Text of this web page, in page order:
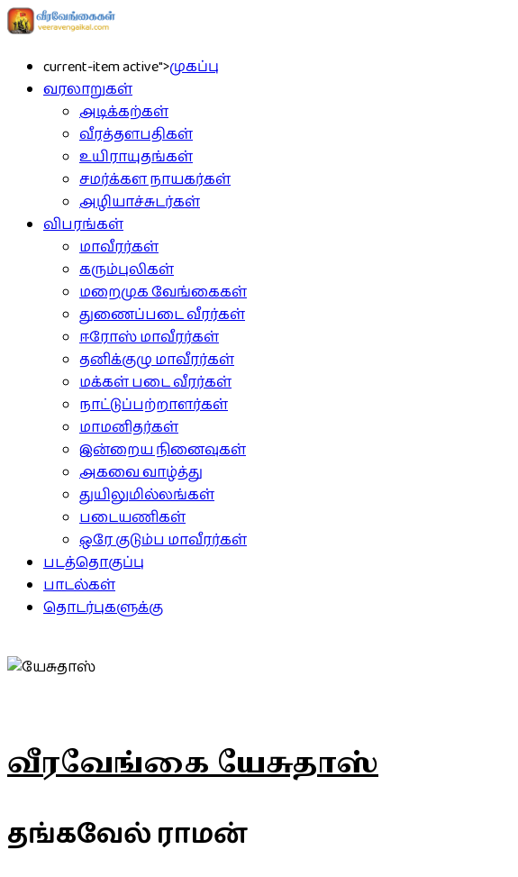
current-item active">முகப்பு
வரலாறுகள்
அடிக்கற்கள்
வீரத்தளபதிகள்
உயிராயுதங்கள்
சமர்க்கள நாயகர்கள்
அழியாச்சுடர்கள்
விபரங்கள்
மாவீரர்கள்
கரும்புலிகள்
மறைமுக வேங்கைகள்
துணைப்படை வீரர்கள்
ஈரோஸ் மாவீரர்கள்
தனிக்குழு மாவீரர்கள்
மக்கள் படை வீரர்கள்
நாட்டுப்பற்றாளர்கள்
மாமனிதர்கள்
இன்றைய நினைவுகள்
அகவை வாழ்த்து
துயிலுமில்லங்கள்
படையணிகள்
ஒரே குடும்ப மாவீரர்கள்
படத்தொகுப்பு
பாடல்கள்
தொடர்புகளுக்கு
வீரவேங்கை யேசுதாஸ்
தங்கவேல் ராமன்